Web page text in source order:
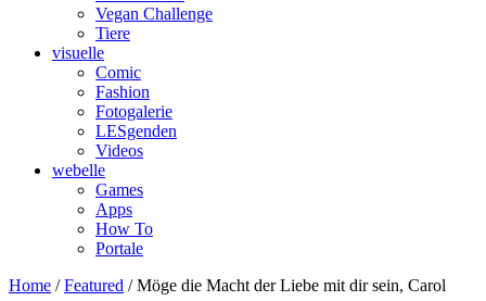
Vegan Challenge
Tiere
visuelle
Comic
Fashion
Fotogalerie
LESgenden
Videos
webelle
Games
Apps
How To
Portale
Home /Featured /Möge die Macht der Liebe mit dir sein, Carol